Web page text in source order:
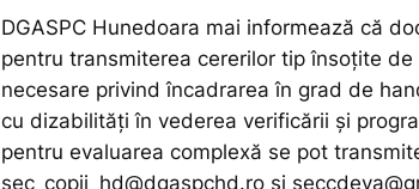
DGASPC Hunedoara mai informează că
pentru transmiterea cererilor tip însoțite
necesare privind încadrarea în grad de
cu dizabilități în vederea verificării și
pentru evaluarea complexă se pot
sec_copii_hd@dgaspchd.ro și